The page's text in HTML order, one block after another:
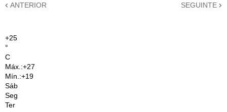
ANTERIOR SEGUINTE
+25
°
C
Máx.:+27
Mín.:+19
Sáb
Seg
Ter